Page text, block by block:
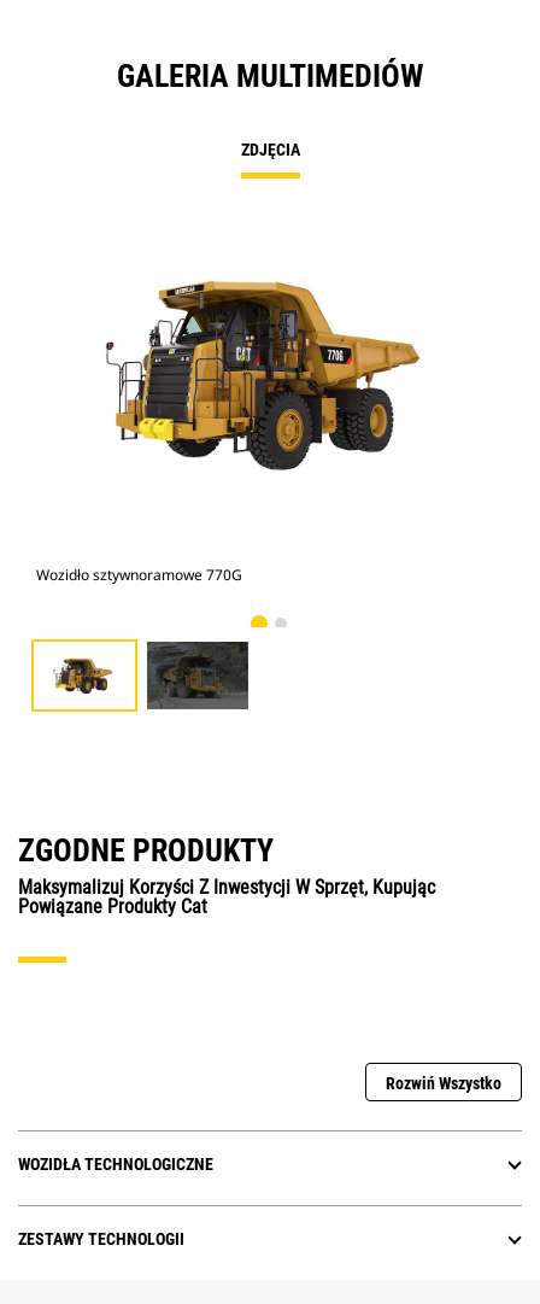
GALERIA MULTIMEDIÓW
ZDJĘCIA
Wozidło sztywnoramowe 770G
ZGODNE PRODUKTY
Maksymalizuj Korzyści Z Inwestycji W Sprzęt, Kupując
Powiązane Produkty Cat
Rozwiń Wszystko
WOZIDŁA TECHNOLOGICZNE
ZESTAWY TECHNOLOGII